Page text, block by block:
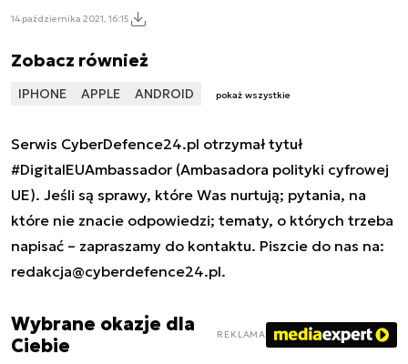
14 października 2021, 16:15
Zobacz również
IPHONE APPLE ANDROID pokaż wszystkie
Serwis CyberDefence24.pl otrzymał tytuł
#DigitalEUAmbassador (Ambasadora polityki cyfrowej
UE). Jeśli są sprawy, które Was nurtują; pytania, na
które nie znacie odpowiedzi; tematy, o których trzeba
napisać – zapraszamy do kontaktu. Piszcie do nas na:
redakcja@cyberdefence24.pl.
Wybrane okazje dla
Ciebie
REKLAMA